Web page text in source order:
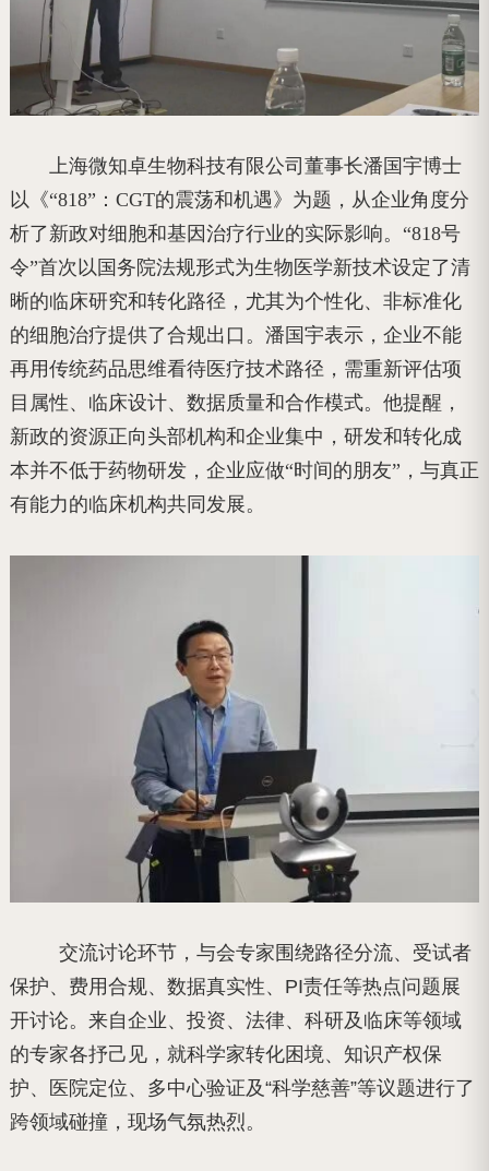
上海微知卓生物科技有限公司董事长潘国宇博士
以《“818”：CGT的震荡和机遇》为题，从企业角度分
析了新政对细胞和基因治疗行业的实际影响。“818号
令”首次以国务院法规形式为生物医学新技术设定了清
晰的临床研究和转化路径，尤其为个性化、非标准化
的细胞治疗提供了合规出口。潘国宇表示，企业不能
再用传统药品思维看待医疗技术路径，需重新评估项
目属性、临床设计、数据质量和合作模式。他提醒，
新政的资源正向头部机构和企业集中，研发和转化成
本并不低于药物研发，企业应做“时间的朋友”，与真正
有能力的临床机构共同发展。
交流讨论环节，与会专家围绕路径分流、受试者
保护、费用合规、数据真实性、PI责任等热点问题展
开讨论。来自企业、投资、法律、科研及临床等领域
的专家各抒己见，就科学家转化困境、知识产权保
护、医院定位、多中心验证及“科学慈善”等议题进行了
跨领域碰撞，现场气氛热烈。